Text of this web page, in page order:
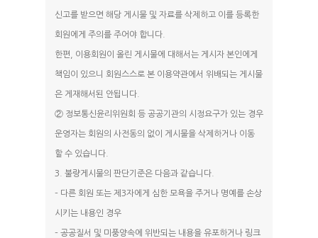
신고를 받으면 해당 게시물 및 자료를 삭제하고 이를 등록한
회원에게 주의를 주어야 합니다.
한편, 이용회원이 올린 게시물에 대해서는 게시자 본인에게
책임이 있으니 회원스스로 본 이용약관에서 위배되는 게시물
은 게재해서된 안됩니다.
② 정보통신윤리위원회 등 공공기관의 시정요구가 있는 경우
운영자는 회원의 사전동의 없이 게시물을 삭제하거나 이동
할 수 있습니다.
3. 불량게시물의 판단기준은 다음과 같습니다.
– 다른 회원 또는 제3자에게 심한 모욕을 주거나 명예를 손상
시키는 내용인 경우
– 공공질서 및 미풍양속에 위반되는 내용을 유포하거나 링크